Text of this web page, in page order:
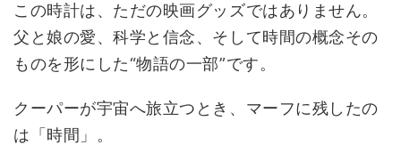
この時計は、ただの映画グッズではありません。
父と娘の愛、科学と信念、そして時間の概念その
ものを形にした“物語の一部”です。
クーパーが宇宙へ旅立つとき、マーフに残したの
は「時間」。